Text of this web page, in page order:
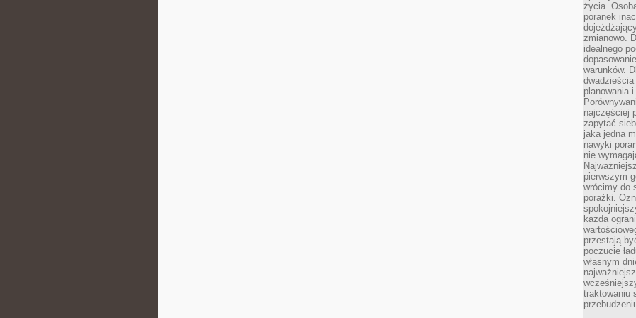
życia.
poranek
zmianowo.
idealnego
warunków.
planowania
najczęściej
zapytać
jaka jedna
nawyki
nie
pierwszym
wrócimy do
porażki.
każda
przestają
poczucie
własnym
traktowaniu